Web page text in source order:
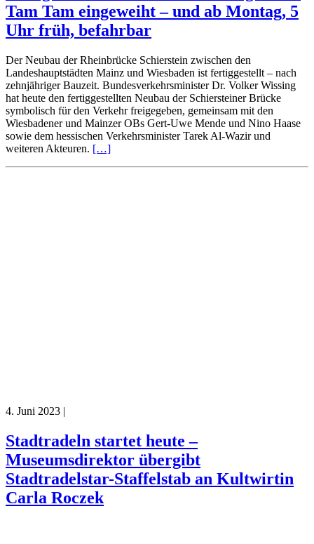
Tam Tam eingeweiht – und ab Montag, 5
Uhr früh, befahrbar
Der Neubau der Rheinbrücke Schierstein zwischen den
Landeshauptstädten Mainz und Wiesbaden ist fertiggestellt – nach
zehnjähriger Bauzeit. Bundesverkehrsminister Dr. Volker Wissing
hat heute den fertiggestellten Neubau der Schiersteiner Brücke
symbolisch für den Verkehr freigegeben, gemeinsam mit den
Wiesbadener und Mainzer OBs Gert-Uwe Mende und Nino Haase
sowie dem hessischen Verkehrsminister Tarek Al-Wazir und
weiteren Akteuren. […]
4. Juni 2023 |
Stadtradeln startet heute –
Museumsdirektor übergibt
Stadtradelstar-Staffelstab an Kultwirtin
Carla Roczek